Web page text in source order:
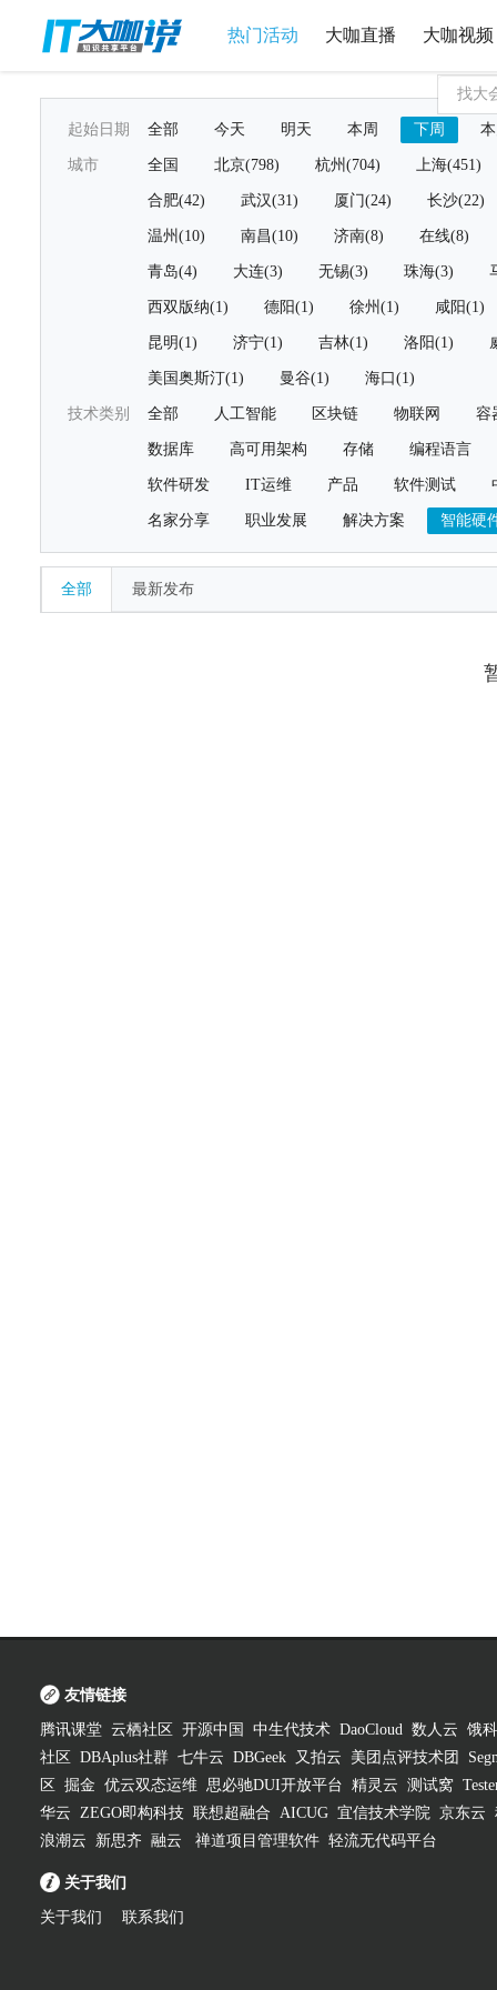
热门活动 大咖直播 大咖视频
起始日期 全部 今天 明天 本周 下周
城市 全国 北京(798) 杭州(704) 上海(451)
合肥(42) 武汉(31) 厦门(24) 长沙(22)
温州(10) 南昌(10) 济南(8) 在线(8)
青岛(4) 大连(3) 无锡(3) 珠海(3)
西双版纳(1) 德阳(1) 徐州(1) 咸阳(1)
昆明(1) 济宁(1) 吉林(1) 洛阳(1)
美国奥斯汀(1) 曼谷(1) 海口(1)
技术类别 全部 人工智能 区块链 物联网 容
数据库 高可用架构 存储 编程语言
软件研发 IT运维 产品 软件测试
名家分享 职业发展 解决方案 智能硬
全部 最新发布
友情链接
腾讯课堂 云栖社区 开源中国 中生代技术 DaoCloud 数人云 饿
社区
DBAplus社群 七牛云 DBGeek 又拍云 美团点评技术团
区
掘金 优云双态运维 思必驰DUI开放平台 精灵云 测试窝
华云 ZEGO即构科技 联想超融合 AICUG 宜信技术学院 京东云
浪潮云
新思齐 融云 禅道项目管理软件 轻流无代码平台
关于我们
关于我们 联系我们